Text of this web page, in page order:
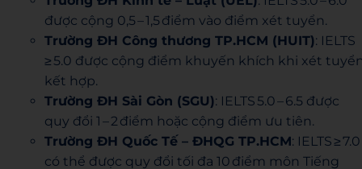
được cộng 0,5 – 1,5 điểm vào điểm xét tuyển.
Trường ĐH Công thương TP.HCM (HUIT): IELTS
≥ 5.0 được cộng điểm khuyến khích khi xét
kết hợp.
Trường ĐH Sài Gòn (SGU): IELTS 5.0 – 6.5 được
quy đổi 1 – 2 điểm hoặc cộng điểm ưu tiên.
Trường ĐH Quốc Tế – ĐHQG TP.HCM: IELTS ≥ 7.0
có thể được quy đổi tối đa 10 điểm môn Tiếng